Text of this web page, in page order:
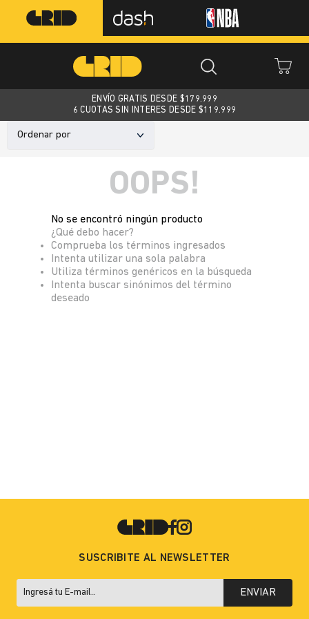
ENVÍO GRATIS DESDE $179.999
6 CUOTAS SIN INTERES DESDE $119.999
Ordenar por
OOPS!
No se encontró ningún producto
¿Qué debo hacer?
Comprueba los términos ingresados
Intenta utilizar una sola palabra
Utiliza términos genéricos en la búsqueda
Intenta buscar sinónimos del término
deseado
SUSCRIBITE AL NEWSLETTER
ENVIAR